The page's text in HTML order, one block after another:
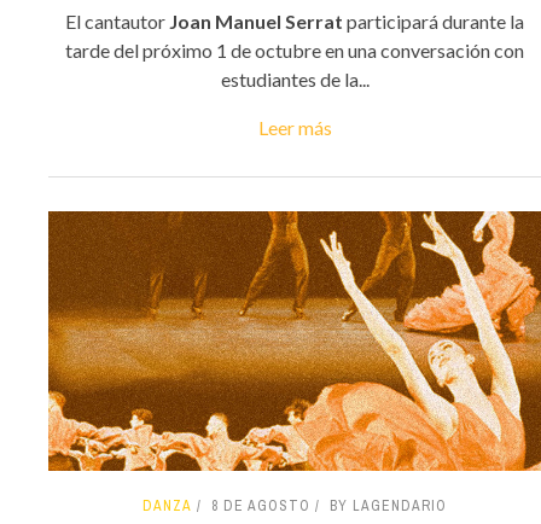
El cantautor Joan Manuel Serrat participará durante la
tarde del próximo 1 de octubre en una conversación con
estudiantes de la...
Leer más
DANZA 8 DE AGOSTO BY LAGENDARIO